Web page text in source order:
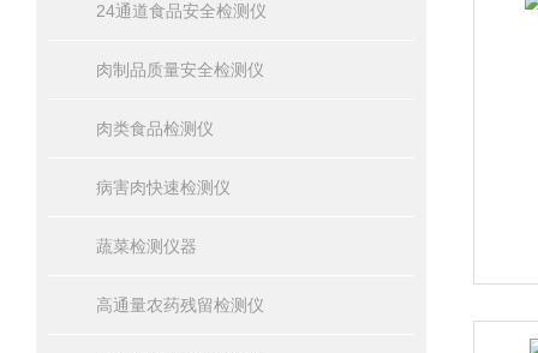
24通道食品安全检测仪
肉制品质量安全检测仪
肉类食品检测仪
病害肉快速检测仪
蔬菜检测仪器
高通量农药残留检测仪